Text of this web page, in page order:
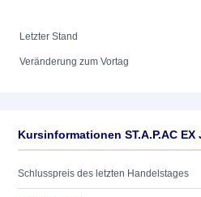
Letzter Stand
Veränderung zum Vortag
Kursinformationen ST.A.P.AC EX
Schlusspreis des letzten Handelstages